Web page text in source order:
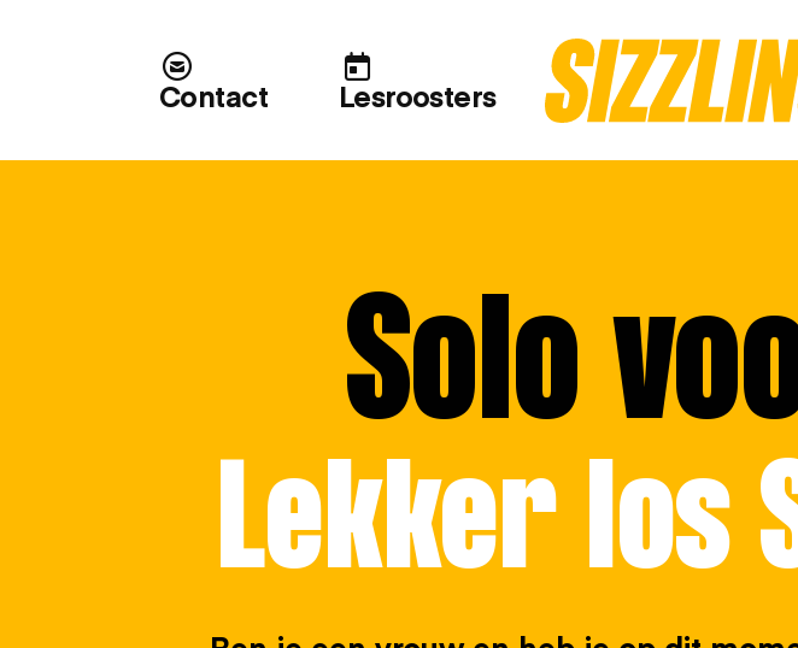
Contact Lesroosters
Solo
Lekker los